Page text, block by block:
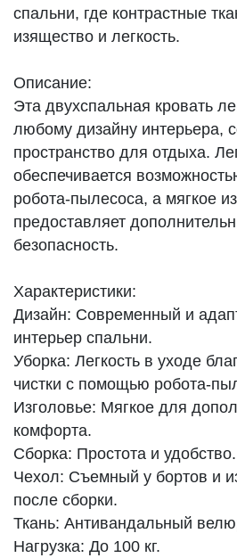
спальни, где контрастные
изящество и легкость.
Описание:
Эта двухспальная кровать
любому дизайну интерьера,
пространство для отдыха.
обеспечивается
робота-пылесоса, а мягкое
предоставляет
безопасность.
Характеристики:
Дизайн: Современный и
интерьер спальни.
Уборка: Легкость в уходе
чистки с помощью робота-
Изголовье: Мягкое для
комфорта.
Сборка: Простота и удобство.
Чехол: Съемный у бортов и
после сборки.
Ткань: Антивандальный
Нагрузка: До 100 кг.